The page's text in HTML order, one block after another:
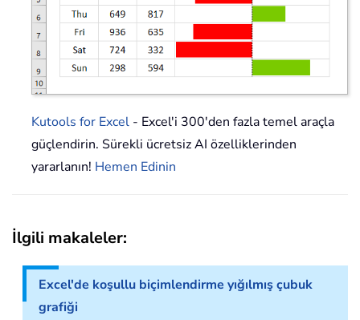
Kutools for Excel - Excel'i 300'den fazla temel araçla
güçlendirin. Sürekli ücretsiz AI özelliklerinden
yararlanın! Hemen Edinin
İlgili makaleler:
Excel'de koşullu biçimlendirme yığılmış çubuk
grafiği